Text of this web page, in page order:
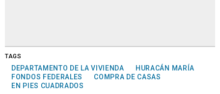
TAGS
DEPARTAMENTO DE LA VIVIENDA
HURACÁN MARÍA
FONDOS FEDERALES
COMPRA DE CASAS
EN PIES CUADRADOS